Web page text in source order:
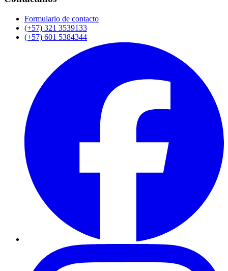
Formulario de contacto
(+57) 321 3539133
(+57) 601 5384344